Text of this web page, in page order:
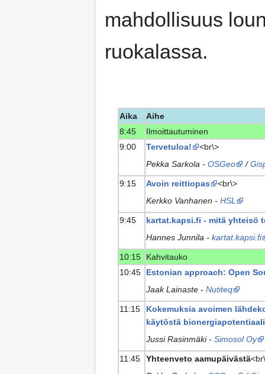
mahdollisuus
ruokalassa.
Aika
Aihe
8:45
Ilmoittautuminen
9:00
Tervetuloa!
<br\>
Pekka Sarkola -OSGeo /
9:15 Avoin reittiopas
<br\>
Kerkko Vanhanen -HSL
9:45
kartat.kapsi.fi - mitä yhteisö
Hannes Junnila -kartat.kapsi.fi
10:15
Kahvitauko
10:45
Estonian approach: Open
Jaak Lainaste -Nutiteq
11:15
Kokemuksia avoimen
käytöstä
Jussi Rasinmäki -Simosol Oy
11:45 Yhteenveto aamupäivästä